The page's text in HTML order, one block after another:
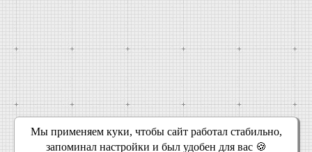
Мы применяем куки, чтобы сайт работал стабильно,
запоминал настройки и был удобен для вас 🍪